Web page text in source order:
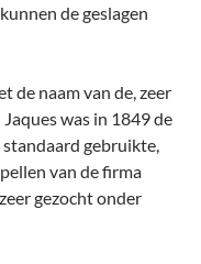
de geslagen
de naam van de, zeer
was in 1849 de
gebruikte,
van de firma
gezocht onder